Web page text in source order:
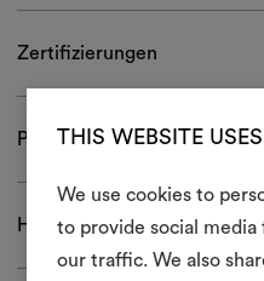
THIS WEBSITE
We use cookies to
to provide social media
our traffic. We also
Zertifizierungen
Pflege und Gebrauch
Herunterladen